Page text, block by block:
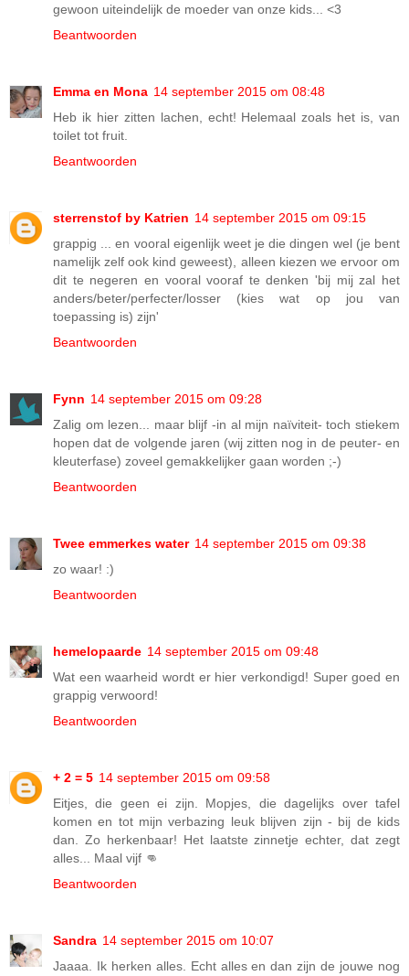
gewoon uiteindelijk de moeder van onze kids... <3
Beantwoorden
Emma en Mona 14 september 2015 om 08:48
Heb ik hier zitten lachen, echt! Helemaal zoals het is, van
toilet tot fruit.
Beantwoorden
sterrenstof by Katrien 14 september 2015 om 09:15
grappig ... en vooral eigenlijk weet je die dingen wel (je bent
namelijk zelf ook kind geweest), alleen kiezen we ervoor om
dit te negeren en vooral vooraf te denken 'bij mij zal het
anders/beter/perfecter/losser (kies wat op jou van
toepassing is) zijn'
Beantwoorden
Fynn 14 september 2015 om 09:28
Zalig om lezen... maar blijf -in al mijn naïviteit- toch stiekem
hopen dat de volgende jaren (wij zitten nog in de peuter- en
kleuterfase) zoveel gemakkelijker gaan worden ;-)
Beantwoorden
Twee emmerkes water 14 september 2015 om 09:38
zo waar! :)
Beantwoorden
hemelopaarde 14 september 2015 om 09:48
Wat een waarheid wordt er hier verkondigd! Super goed en
grappig verwoord!
Beantwoorden
+ 2 = 5 14 september 2015 om 09:58
Eitjes, die geen ei zijn. Mopjes, die dagelijks over tafel
komen en tot mijn verbazing leuk blijven zijn - bij de kids
dan. Zo herkenbaar! Het laatste zinnetje echter, dat zegt
alles... Maal vijf 👊
Beantwoorden
Sandra 14 september 2015 om 10:07
Jaaaa. Ik herken alles. Echt alles en dan zijn de jouwe nog